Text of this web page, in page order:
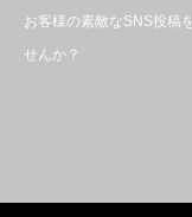
お客様の素敵なSNS投稿
せんか？